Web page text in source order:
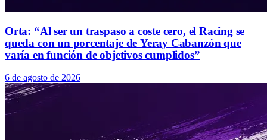
Orta: “Al ser un traspaso a coste cero, el Racing se
queda con un porcentaje de Yeray Cabanzón que
varía en función de objetivos cumplidos”
6 de agosto de 2026